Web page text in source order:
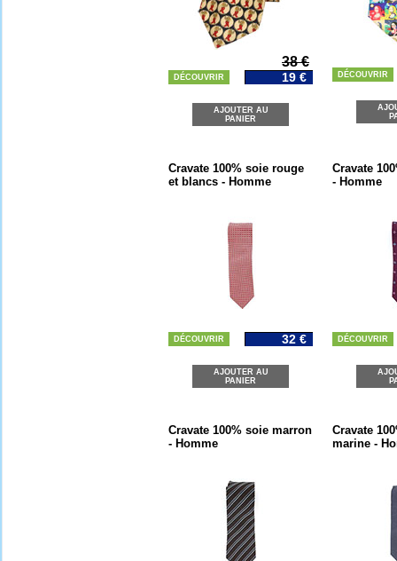
38 €
DÉCOUVRIR 19 €
AJOUTER AU
PANIER
DÉCOUVRIR
Cravate 100% soie rouge
et blancs - Homme
DÉCOUVRIR 32 €
AJOUTER AU
PANIER
Cravate
- Homme
DÉCOUVRIR
Cravate 100% soie marron
- Homme
Cravate
marine -